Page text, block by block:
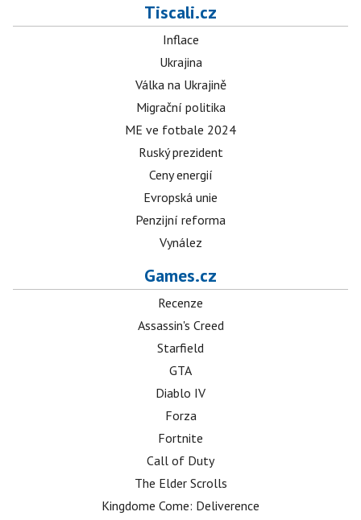
Tiscali.cz
Inflace
Ukrajina
Válka na Ukrajině
Migrační politika
ME ve fotbale 2024
Ruský prezident
Ceny energií
Evropská unie
Penzijní reforma
Vynález
Games.cz
Recenze
Assassin's Creed
Starfield
GTA
Diablo IV
Forza
Fortnite
Call of Duty
The Elder Scrolls
Kingdome Come: Deliverence